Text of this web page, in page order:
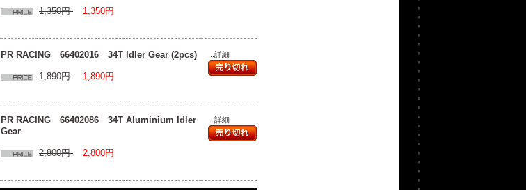
1,350円 1,350円
PR RACING 66402016 34T Idler Gear (2pcs)
1,890円 1,890円
...詳細
PR RACING 66402086 34T Aluminium Idler
Gear
2,800円 2,800円
...詳細